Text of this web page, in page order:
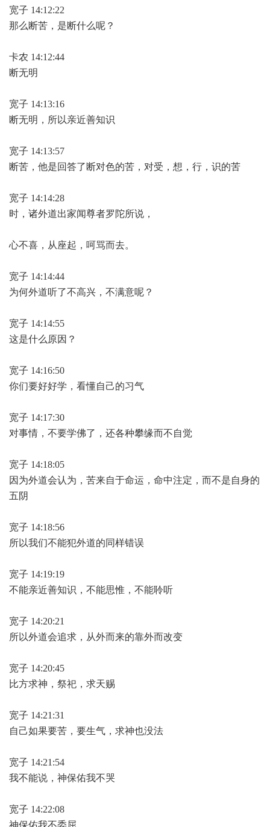
宽子 14:12:22
那么断苦，是断什么呢？
卡农 14:12:44
断无明
宽子 14:13:16
断无明，所以亲近善知识
宽子 14:13:57
断苦，他是回答了断对色的苦，对受，想，行，识的苦
宽子 14:14:28
时，诸外道出家闻尊者罗陀所说，
心不喜，从座起，呵骂而去。
宽子 14:14:44
为何外道听了不高兴，不满意呢？
宽子 14:14:55
这是什么原因？
宽子 14:16:50
你们要好好学，看懂自己的习气
宽子 14:17:30
对事情，不要学佛了，还各种攀缘而不自觉
宽子 14:18:05
因为外道会认为，苦来自于命运，命中注定，而不是自身的
五阴
宽子 14:18:56
所以我们不能犯外道的同样错误
宽子 14:19:19
不能亲近善知识，不能思惟，不能聆听
宽子 14:20:21
所以外道会追求，从外而来的靠外而改变
宽子 14:20:45
比方求神，祭祀，求天赐
宽子 14:21:31
自己如果要苦，要生气，求神也没法
宽子 14:21:54
我不能说，神保佑我不哭
宽子 14:22:08
神保佑我不委屈